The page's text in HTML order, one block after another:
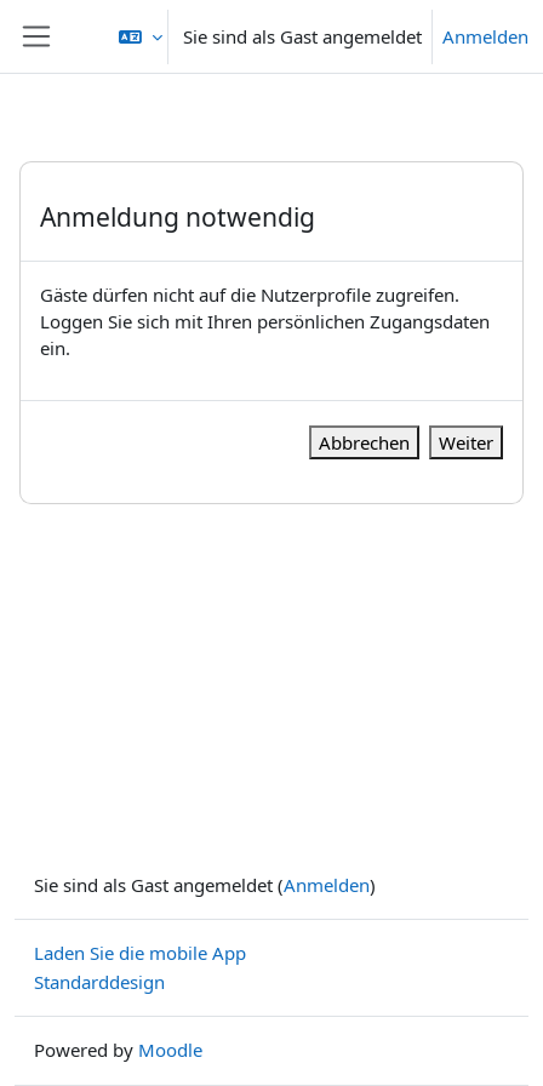
Website-Übersicht
Sie sind als Gast angemeldet Anmelden
Anmeldung notwendig
Gäste dürfen nicht auf die Nutzerprofile zugreifen.
Loggen Sie sich mit Ihren persönlichen Zugangsdaten
ein.
Abbrechen Weiter
Sie sind als Gast angemeldet (Anmelden)
Laden Sie die mobile App
Standarddesign
Powered by Moodle